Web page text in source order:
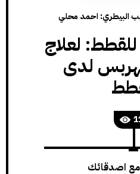
البيطري: احمد محلي
للقطط: لعلاج
لدى
مع اصدقائك